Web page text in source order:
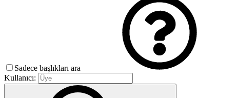
Sadece başlıkları ara
Kullanıcı: